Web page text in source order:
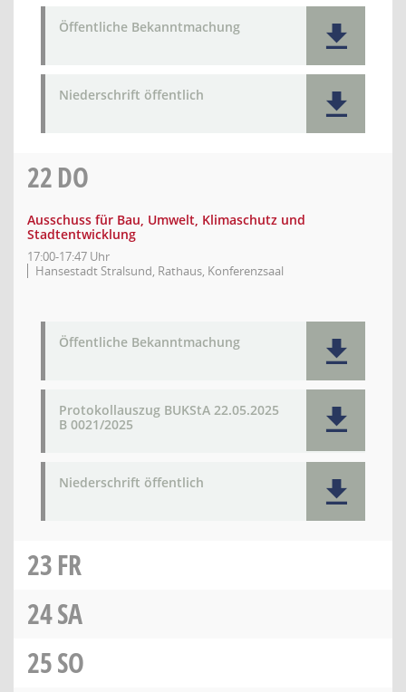
Öffentliche Bekanntmachung
Niederschrift öffentlich
22DO
Ausschuss für Bau, Umwelt, Klimaschutz und
Stadtentwicklung
17:00-17:47 Uhr
Hansestadt Stralsund, Rathaus, Konferenzsaal
Öffentliche Bekanntmachung
Protokollauszug BUKStA 22.05.2025
B 0021/2025
Niederschrift öffentlich
23FR
24SA
25SO